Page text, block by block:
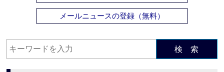
メールニュースの登録（無料）
検 索